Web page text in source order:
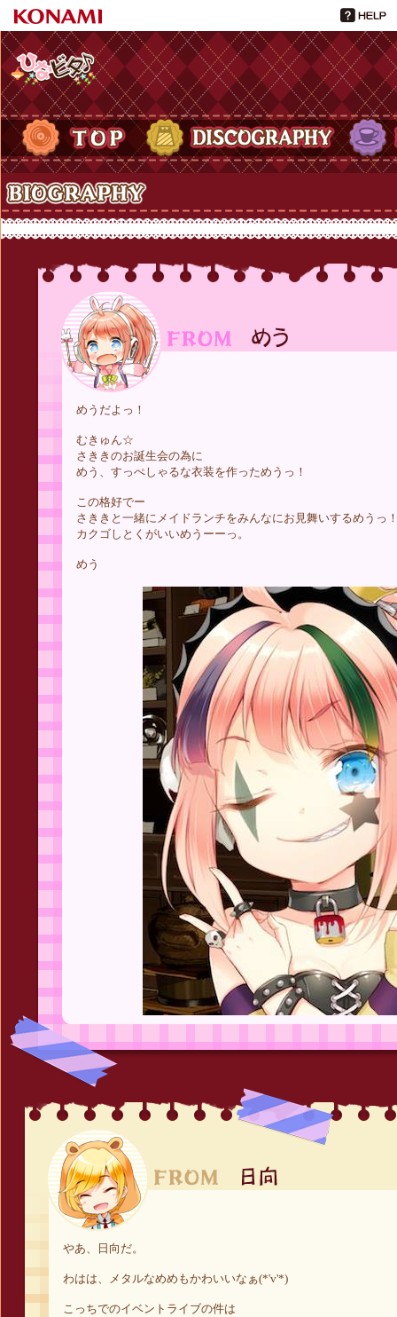
ひなビタ♪
TOP DISCOGRAPHY
Biography
めうだよっ！
むきゅん☆
さききのお誕生会の為に
めう、すっぺしゃるな衣装を作っためうっ！
この格好でー
さききと一緒にメイドランチをみんなにお見舞いするめうっ
カクゴしとくがいいめうーーっ。
めう
やあ、日向だ。
わはは、メタルなめめもかわいいなぁ(*'v'*)
こっちでのイベントライブの件は